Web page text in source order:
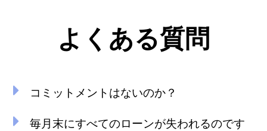
よくある質問
コミットメントはないのか？
毎月末にすべてのローンが失われるのです